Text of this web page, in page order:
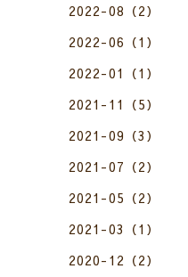
2022-08（2）
2022-06（1）
2022-01（1）
2021-11（5）
2021-09（3）
2021-07（2）
2021-05（2）
2021-03（1）
2020-12（2）